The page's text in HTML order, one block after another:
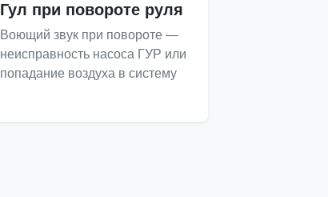
Гул при повороте руля
Воющий звук при повороте —
неисправность насоса ГУР или
попадание воздуха в систему